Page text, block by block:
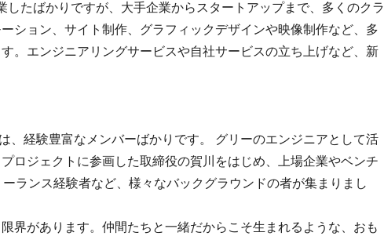
したばかりですが、大手企業からスタートアップまで、多くのクラ
ション、サイト制作、グラフィックデザインや映像制作など、多
。エンジニアリングサービスや自社サービスの立ち上げなど、新
、経験豊富なメンバーばかりです。 グリーのエンジニアとして活
ロジェクトに参画した取締役の賀川をはじめ、上場企業やベンチ
ランス経験者など、様々なバックグラウンドの者が集まりまし
界があります。仲間たちと一緒だからこそ生まれるような、おも